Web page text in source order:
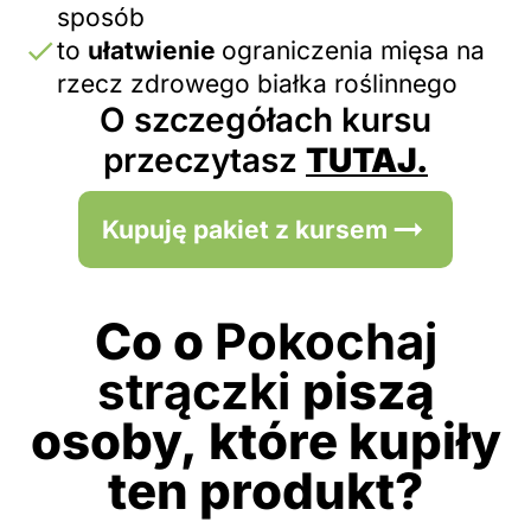
sposób
to ułatwienie ograniczenia mięsa na
rzecz zdrowego białka roślinnego
O szczegółach kursu
przeczytasz TUTAJ.
Kupuję pakiet z kursem
Co o Pokochaj
strączki piszą
osoby, które kupiły
ten produkt?